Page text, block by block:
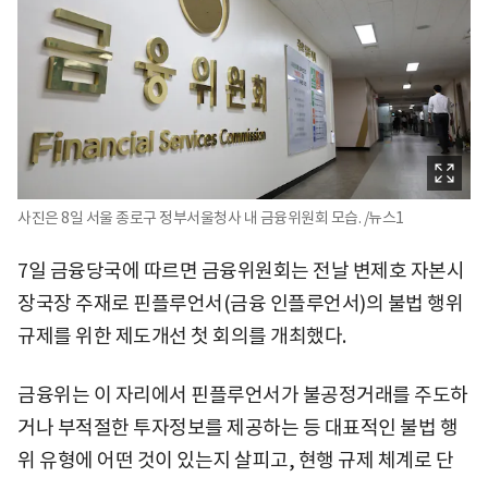
사진은 8일 서울 종로구 정부서울청사 내 금융위원회 모습. /뉴스1
7일 금융당국에 따르면 금융위원회는 전날 변제호 자본시
장국장 주재로 핀플루언서(금융 인플루언서)의 불법 행위
규제를 위한 제도개선 첫 회의를 개최했다.
금융위는 이 자리에서 핀플루언서가 불공정거래를 주도하
거나 부적절한 투자정보를 제공하는 등 대표적인 불법 행
위 유형에 어떤 것이 있는지 살피고, 현행 규제 체계로 단